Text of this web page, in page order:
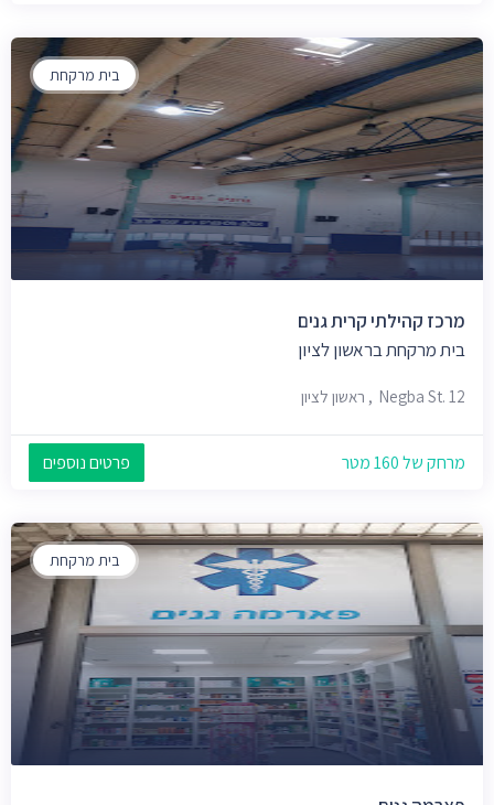
בית מרקחת
מרכז קהילתי קרית גנים
בית מרקחת בראשון לציון
Negba St. 12, ראשון לציון
מרחק של 160 מטר פרטים נוספים
בית מרקחת